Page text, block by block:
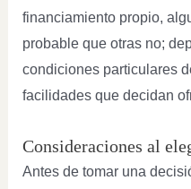
financiamiento propio,
probable que otras no;
condiciones particulares
facilidades que decidan
Consideraciones al
Antes de tomar una